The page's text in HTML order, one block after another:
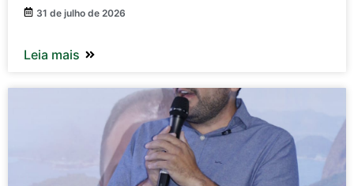
31 de julho de 2026
Leia mais